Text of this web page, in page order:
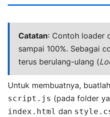
Catatan: Contoh loader
sampai 100%. Sebagai
terus berulang-ulang (
Untuk membuatnya,
script.js (pada folder
index.html dan